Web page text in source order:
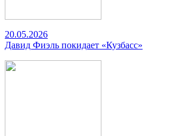
20.05.2026
Давид Фиэль покидает «Кузбасс»